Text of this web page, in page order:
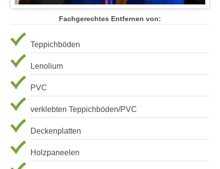
Fachgerechtes Entfernen von:
Teppichböden
Lenolium
PVC
verklebten Teppichböden/PVC
Deckenplatten
Holzpaneelen